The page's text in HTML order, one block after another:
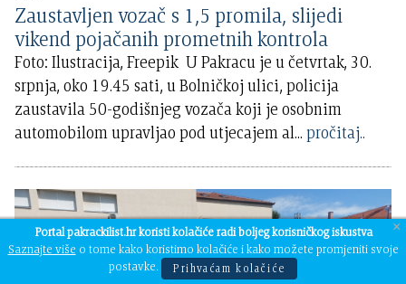
Zaustavljen vozač s 1,5 promila, slijedi
vikend pojačanih prometnih kontrola
Foto: Ilustracija, Freepik U Pakracu je u četvrtak, 30.
srpnja, oko 19.45 sati, u Bolničkoj ulici, policija
zaustavila 50-godišnjeg vozača koji je osobnim
automobilom upravljao pod utjecajem al... pročitaj..
×
Portal pakrackilist.hr koristi kolačiće radi boljeg korisničkog iskustva
Saznajte više o tome kako koristimo kolačiće i kako možete promjeniti svoje
postavke.
Prihvaćam kolačiće